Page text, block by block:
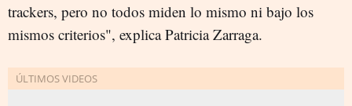
trackers, pero no todos miden lo mismo ni bajo los
mismos criterios", explica Patricia Zarraga.